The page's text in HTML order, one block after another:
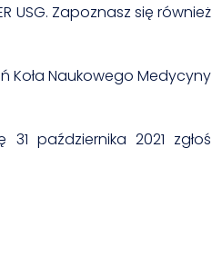
USG. Zapoznasz się również
Koła Naukowego Medycyny
października 2021 zgłoś